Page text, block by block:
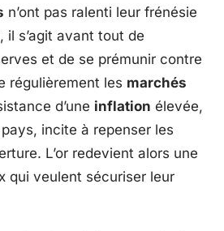
n’ont pas ralenti leur frénésie
il s’agit avant tout de
et de se prémunir contre
régulièrement les marchés
d’une inflation élevée,
incite à repenser les
L’or redevient alors une
qui veulent sécuriser leur